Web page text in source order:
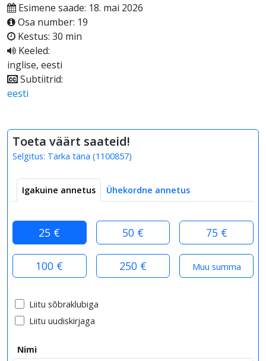
Esimene saade: 18. mai 2026
Osa number: 19
Kestus: 30 min
Keeled:
inglise, eesti
Subtiitrid:
eesti
Toeta väärt saateid!
Selgitus: Tärka täna (1100857)
Igakuine annetus Ühekordne annetus
25 € 50 € 75 €
100 € 250 €
Liitu sõbraklubiga
Liitu uudiskirjaga
Nimi